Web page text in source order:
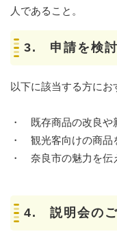
人であること。
3. 申請を検討
以下に該当する方にお
・ 既存商品の改良や
・ 観光客向けの商品
・ 奈良市の魅力を伝
4. 説明会のご